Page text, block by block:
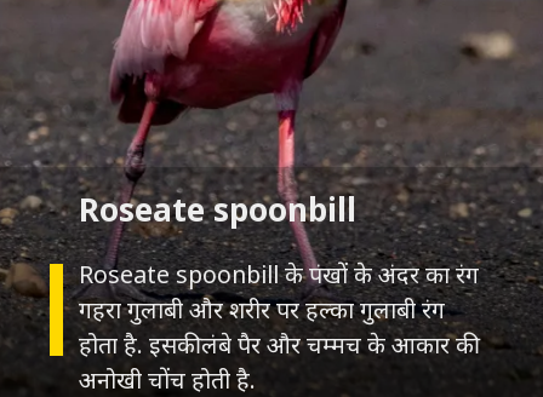
Roseate spoonbill के पंखों के अंदर का रंग
गहरा गुलाबी और शरीर पर हल्का गुलाबी रंग
होता है. इसकी लंबे पैर और चम्मच के आकार की
अनोखी चोंच होती है.